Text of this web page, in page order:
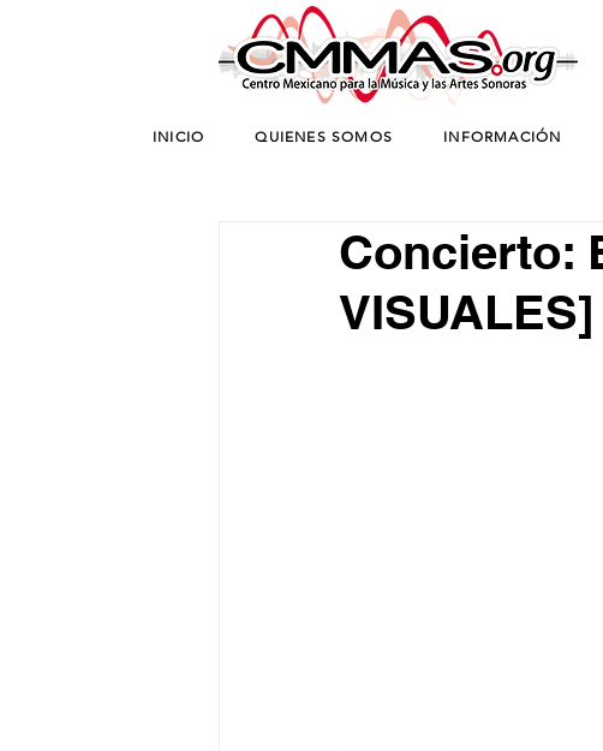
INICIO QUIENES SOMOS INFORMACIÓN
Concierto: